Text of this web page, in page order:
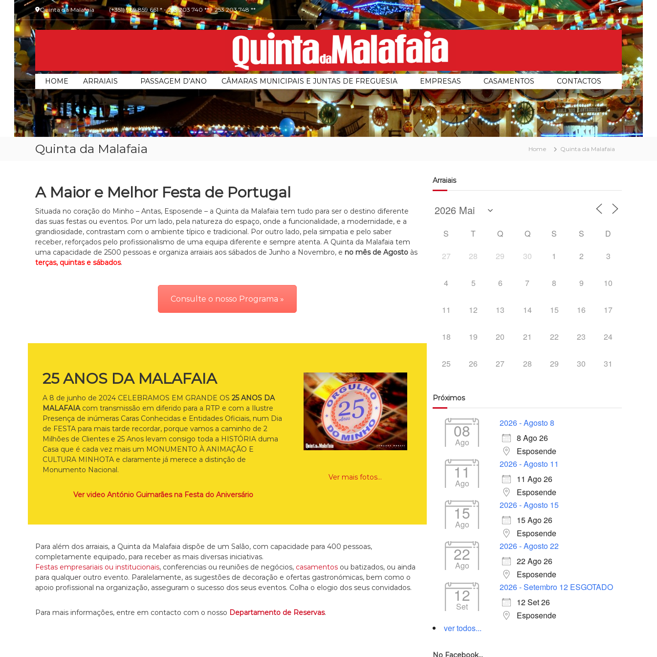
content
Quinta da Malafaia (+351) 969 859 661 * - 253 203 740 ** - 253 203 748 ** facebook
Malafaia
O
maior
arraial
minhoto
do
país
HOME ARRAIAIS PASSAGEM D’ANO CÂMARAS MUNICIPAIS E JUNTAS DE FREGUESIA EMPRESAS CASAMENTOS CONTACTOS
Quinta da Malafaia Home Quinta da Malafaia
A Maior e Melhor Festa de Portugal
Situada no coração do Minho – Antas, Esposende – a Quinta da Malafaia tem tudo para ser o destino diferente
das suas festas ou eventos. Por um lado, pela natureza do espaço, onde a funcionalidade, a modernidade, e a
grandiosidade, contrastam com o ambiente típico e tradicional. Por outro lado, pela simpatia e pelo saber
receber, reforçados pelo profissionalismo de uma equipa diferente e sempre atenta. A Quinta da Malafaia tem
uma capacidade de 2500 pessoas e organiza arraiais aos sábados de Junho a Novembro, e no mês de Agosto às
terças, quintas e sábados.
Consulte o nosso Programa »
25 ANOS DA MALAFAIA
A 8 de junho de 2024 CELEBRAMOS EM GRANDE OS 25 ANOS DA
MALAFAIAcom transmissão em diferido para a RTP e com a Ilustre
Presença de inúmeras Caras Conhecidas e Entidades Oficiais, num Dia
de FESTA para mais tarde recordar, porque vamos a caminho de 2
Milhões de Clientes e 25 Anos levam consigo toda a HISTÓRIA duma
Casa que é cada vez mais um MONUMENTO À ANIMAÇÃO E
CULTURA MINHOTA e claramente já merece a distinção de
Monumento Nacional.
Ver video António Guimarães na Festa do Aniversário
Ver mais fotos…
Para além dos arraiais, a Quinta da Malafaia dispõe de um Salão, com capacidade para 400 pessoas,
completamente equipado, para receber as mais diversas iniciativas.
Festas empresariais ou institucionais, conferencias ou reuniões de negócios, casamentos ou batizados, ou ainda
para qualquer outro evento. Paralelamente, as sugestões de decoração e ofertas gastronómicas, bem como o
apoio profissional na organização, asseguram o sucesso dos seus eventos. Colha o elogio dos seus convidados.
Para mais informações, entre em contacto com o nosso Departamento de Reservas.
Arraiais
S T Q Q S S
D
27
28 29 30 1 2 3
4 5 6 7 8 9 10
11 12 13 14 15 16 17
18 19 20 21 22 23 24
25 26 27 28 29 30 31
Próximos
08
Ago
2026 - Agosto 8
8 Ago 26
Esposende
11
Ago
2026 - Agosto 11
11 Ago 26
Esposende
15
Ago
2026 - Agosto 15
15 Ago 26
Esposende
22
Ago
2026 - Agosto 22
22 Ago 26
Esposende
12
Set
2026 - Setembro 12 ESGOTADO
12 Set 26
Esposende
ver todos...
No Facebook…